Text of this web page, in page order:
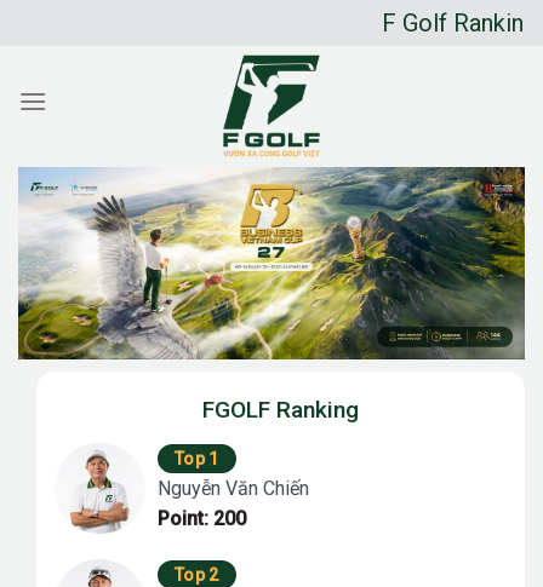
dung
F Golf Ranking bảng
FGOLF Ranking
Top 1
Nguyễn Văn Chiến
Point: 200
Top 2